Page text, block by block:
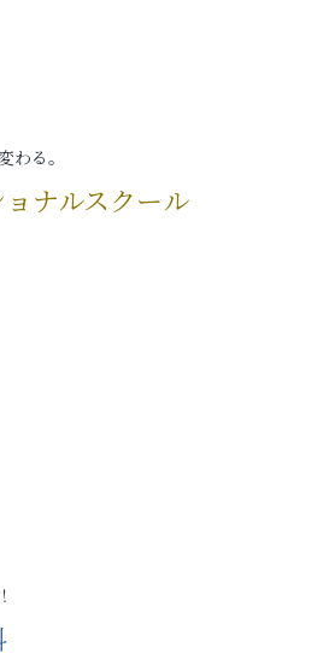
わる。
ナルスクール